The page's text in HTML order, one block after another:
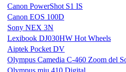
Canon PowerShot S1 IS
Canon EOS 100D
Sony NEX 3N
Lexibook DJ030HW Hot Wheels
Aiptek Pocket DV
Olympus Camedia C-460 Zoom del
Olympus mju 410 Digital